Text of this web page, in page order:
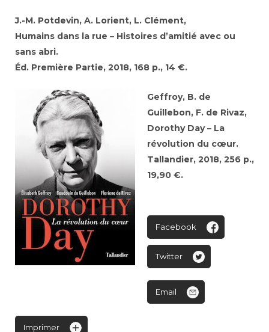
J.-M. Potdevin, A. Lorient, L. Clément,
Humains dans la rue – Histoires d’amitié avec ou
sans abri.
Éd. Première Partie, 2018, 168 p., 14 €.
Geffroy, B. de
Guillebon, F. de Rivaz,
Dorothy Day – La
révolution du cœur.
Tallandier, 2018, 256 p.,
19,90 €.
Facebook
Twitter
Email
Imprimer